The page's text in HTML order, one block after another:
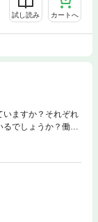
試し読み カートへ
いますか？それぞれ
でしょうか？働く
えが大きく影響し
る力があるので
う。そのヒントを、
術の研究をしてい
たデータをもとに
「人と交流し協働